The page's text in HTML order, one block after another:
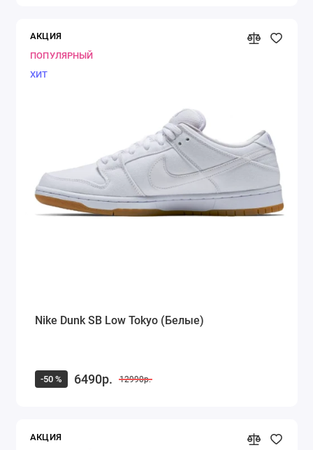
АКЦИЯ
ПОПУЛЯРНЫЙ
ХИТ
Nike Dunk SB Low Tokyo (Белые)
-50 % 6490р. 12990р.
АКЦИЯ